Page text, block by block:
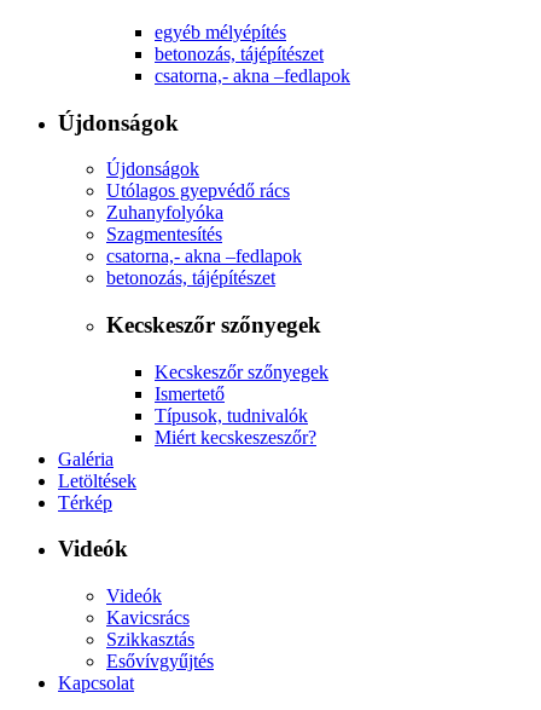
egyéb mélyépítés
betonozás, tájépítészet
csatorna,- akna –fedlapok
Újdonságok
Újdonságok
Utólagos gyepvédő rács
Zuhanyfolyóka
Szagmentesítés
csatorna,- akna –fedlapok
betonozás, tájépítészet
Kecskeszőr szőnyegek
Kecskeszőr szőnyegek
Ismertető
Típusok, tudnivalók
Miért kecskeszeszőr?
Galéria
Letöltések
Térkép
Videók
Videók
Kavicsrács
Szikkasztás
Esővívgyűjtés
Kapcsolat